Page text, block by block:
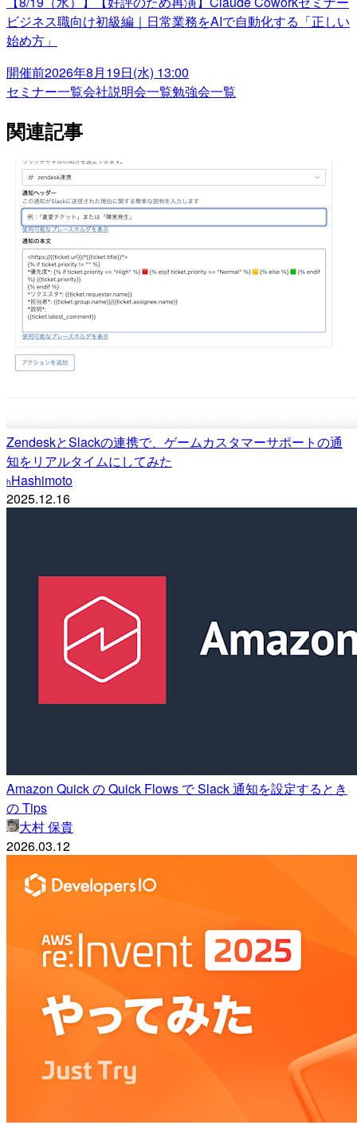
ビジネス職向け初級編｜日常業務をAIで自動化する「正しい
始め方」
開催前2026年8月19日(水) 13:00
セミナー一覧会社説明会一覧勉強会一覧
関連記事
ZendeskとSlackの連携で、ゲームカスタマーサポートの通
知をリアルタイムにしてみた
hHashimoto
2025.12.16
Amazon Quick の Quick Flows で Slack 通知を設定するとき
の Tips
大村 保貴
2026.03.12